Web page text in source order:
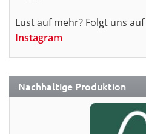
Lust auf mehr? Folgt uns auf
Instagram
Nachhaltige Produktion